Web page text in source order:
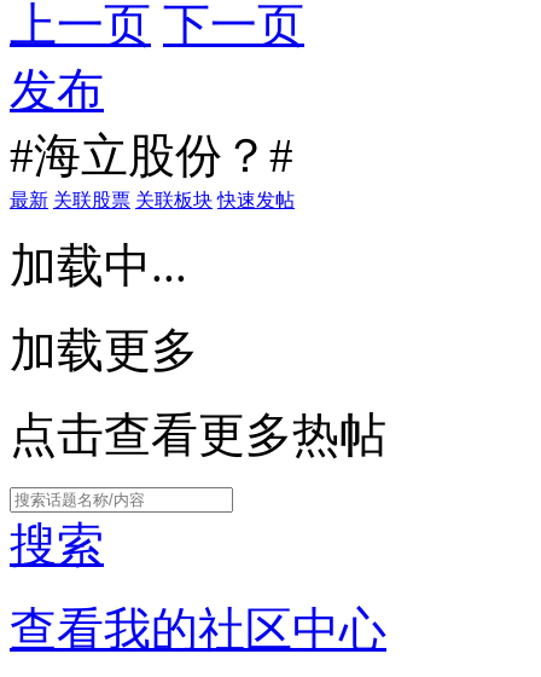
上一页 下一页
发布
#海立股份？#
最新 关联股票 关联板块 快速发帖
加载中...
加载更多
点击查看更多热帖
搜索
查看我的社区中心